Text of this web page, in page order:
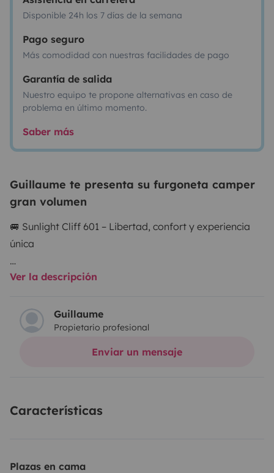
Disponible 24h los 7 días de la semana
Pago seguro
Más comodidad con nuestras facilidades de pago
Garantía de salida
Nuestro equipo te propone alternativas en caso de
problema en último momento.
Saber más
Guillaume te presenta su furgoneta camper
gran volumen
🚐 Sunlight Cliff 601 – Libertad, confort y experiencia
única
Descubre este Sunlight Cliff 601 moderno, en excelente
Ideal para 2 a 4 personas, ofrece un equilibrio perfecto
entre tamaño compacto y comodidad.
• Estado: Excelente
Ver la descripción
Guillaume
Propietario profesional
Enviar un mensaje
Características
Plazas en cama